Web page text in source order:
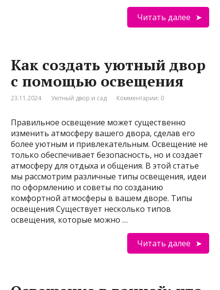
Читать далее
Как создать уютный двор
с помощью освещения
23.11.2024 Уютный двор и сад Комментарии: 0
Правильное освещение может существенно
изменить атмосферу вашего двора, сделав его
более уютным и привлекательным. Освещение не
только обеспечивает безопасность, но и создает
атмосферу для отдыха и общения. В этой статье
мы рассмотрим различные типы освещения, идеи
по оформлению и советы по созданию
комфортной атмосферы в вашем дворе. Типы
освещения Существует несколько типов
освещения, которые можно …
Читать далее